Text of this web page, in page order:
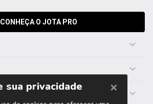
CONHEÇA O JOTA PRO